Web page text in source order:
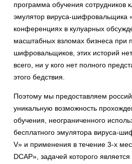
программа обучения сотрудников
эмулятор вируса-шифровальщика
конференциях в кулуарных
масштабных взломах бизнеса при
шифровальщиков, этих историй
всего, ни у кого нет полного
этого бедствия.
Поэтому мы предоставляем
уникальную возможность
обучения, неограниченного
бесплатного эмулятора вируса-
V» и применения в течение 3-х
DCAP», задачей которого